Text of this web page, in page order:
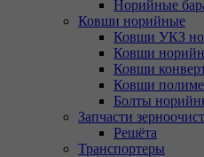
Норийные
Ковши норийные
Ковши УКЗ
Ковши
Ковши
Ковши
Болты
Запчасти
Решёта
Транспортеры